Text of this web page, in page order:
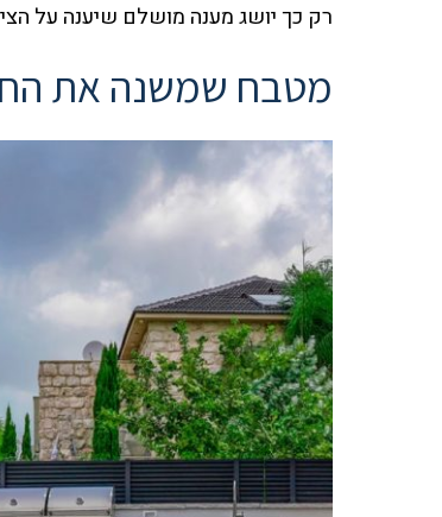
רק כך יושג מענה מושלם שיענה על
מטבח שמשנה את